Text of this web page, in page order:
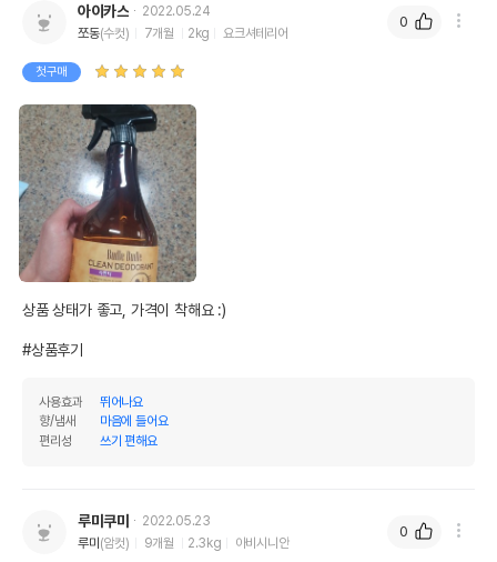
상품 필수 정보
품명 및 모델명
법에 의한 인증,허가 등을
경우 그에 대한 사항
제조국 또는 원산지
제조자,수입품의 경우
수입자를 함께 표기
유통기한이 최소 2026.12.04이거나 그
이후인 상품이 출고됩니다.
아이카스
2022.05.24
쪼동(수컷) 7개월 2kg 요크셔테리어
첫구매
상품 상태가 좋고, 가격이 착해요 :)
#상품후기
사용효과
뛰어나요
향/냄새
마음에 들어요
편리성
쓰기 편해요
0
루미쿠미
2022.05.23
루미(암컷) 9개월 2.3kg 아비시니안
0